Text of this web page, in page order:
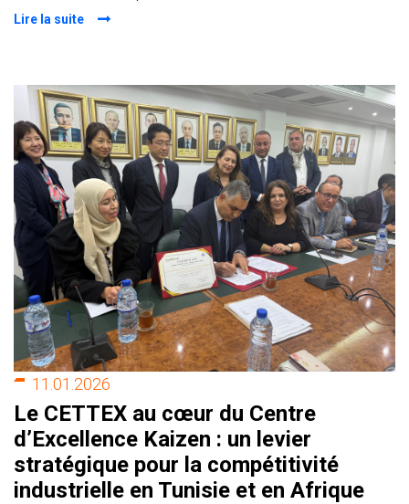
Lire la suite
11.01.2026
Le CETTEX au cœur du Centre
d’Excellence Kaizen : un levier
stratégique pour la compétitivité
industrielle en Tunisie et en Afrique